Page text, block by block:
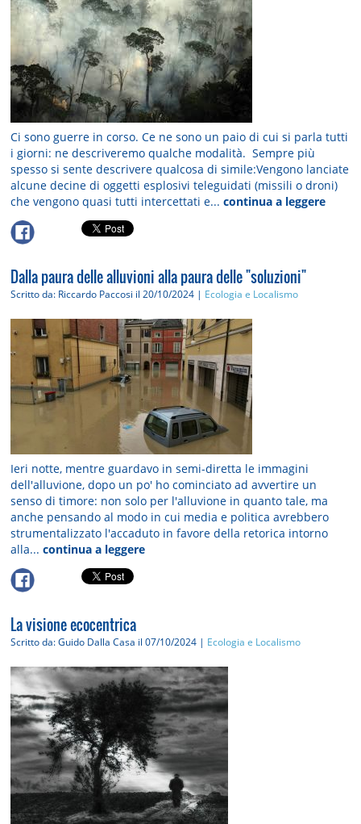
Ci sono guerre in corso. Ce ne sono un paio di cui si parla tutti
i giorni: ne descriveremo qualche modalità. Sempre più
spesso si sente descrivere qualcosa di simile:Vengono lanciate
alcune decine di oggetti esplosivi teleguidati (missili o droni)
che vengono quasi tutti intercettati e...continua a leggere
Dalla paura delle alluvioni alla paura delle "soluzioni"
Scritto da: Riccardo Paccosi il 20/10/2024 | Ecologia e Localismo
Ieri notte, mentre guardavo in semi-diretta le immagini
dell'alluvione, dopo un po' ho cominciato ad avvertire un
senso di timore: non solo per l'alluvione in quanto tale, ma
anche pensando al modo in cui media e politica avrebbero
strumentalizzato l'accaduto in favore della retorica intorno
alla...continua a leggere
La visione ecocentrica
Scritto da: Guido Dalla Casa il 07/10/2024 | Ecologia e Localismo